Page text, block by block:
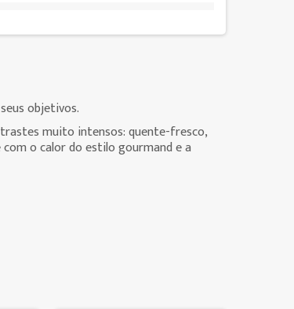
objetivos.
muito intensos: quente-fresco,
o calor do estilo gourmand e a